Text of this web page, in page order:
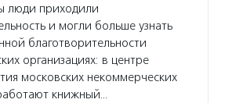
люди приходили
и могли больше узнать
благотворительности
организациях: в центре
московских некоммерческих
книжный…